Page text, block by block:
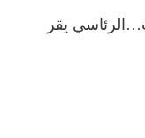
يقر